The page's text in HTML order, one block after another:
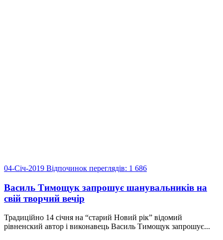
04-Січ-2019 Відпочинок переглядів: 1 686
Василь Тимощук запрошує шанувальників на
свій творчий вечір
Традиційно 14 січня на “старий Новий рік” відомий
рівненский автор і виконавець Василь Тимощук запрошує...